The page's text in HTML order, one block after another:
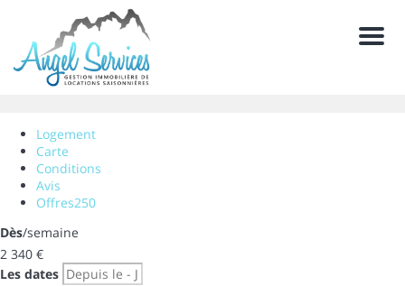
Menu
Logement
Carte
Conditions
Avis
Offres250
Dès/semaine
2 340 €
Les dates